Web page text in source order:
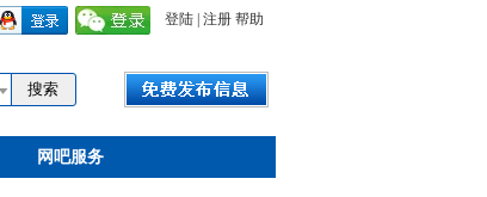
登陆 注册 帮助
网吧服务